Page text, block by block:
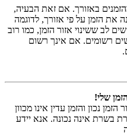
באזורך. אם זאת הבעיה,
הזמן על פי אזורך, לדוגמה
שים לב ששינוי אזור הזמן, כמו רוב
רשומים. אם אינך רשום
שלי!
נכון והזמן עדין אינו מכוון
בשרת אינה נכונה. אנא יידע